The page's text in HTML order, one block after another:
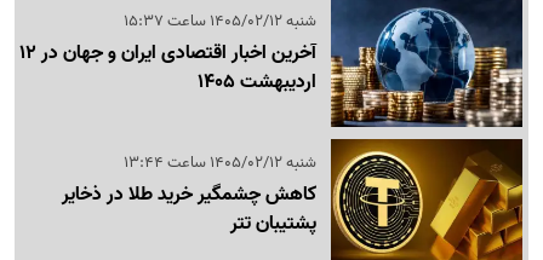
شنبه 1405/02/12 ساعت 15:37
آخرین اخبار اقتصادی ایران و جهان در 12
اردیبهشت 1405
شنبه 1405/02/12 ساعت 13:44
کاهش چشمگیر خرید طلا در ذخایر
پشتیبان تتر